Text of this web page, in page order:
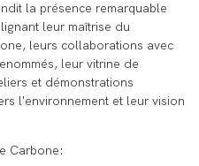
la présence remarquable
leur maîtrise du
leurs collaborations avec
leur vitrine de
et démonstrations
l'environnement et leur vision
Carbone: